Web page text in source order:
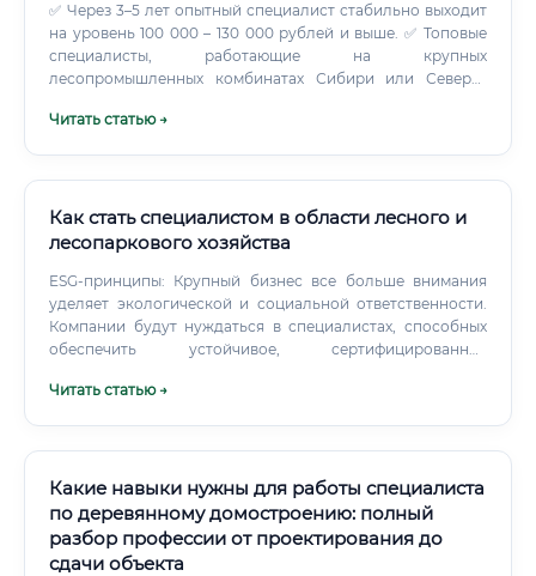
✅ Через 3–5 лет опытный специалист стабильно выходит
на уровень 100 000 – 130 000 рублей и выше. ✅ Топовые
специалисты, работающие на крупных
лесопромышленных комбинатах Сибири или Северо-
месяц, не считая районных коэффициентов и надбавок.
Читать статью →
Как стать специалистом в области лесного и
лесопаркового хозяйства
ESG-принципы: Крупный бизнес все больше внимания
уделяет экологической и социальной ответственности.
Компании будут нуждаться в специалистах, способных
обеспечить устойчивое, сертифицированное
туризма: Спрос на обустроенные экологические тропы,
Читать статью →
Какие навыки нужны для работы специалиста
по деревянному домостроению: полный
разбор профессии от проектирования до
сдачи объекта